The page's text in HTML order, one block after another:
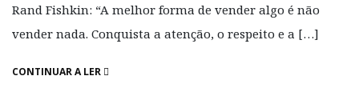
Rand Fishkin: “A melhor forma de vender algo é não
vender nada. Conquista a atenção, o respeito e a […]
CONTINUAR A LER